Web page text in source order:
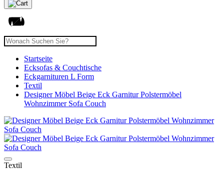
Startseite
Ecksofas & Couchtische
Eckgarnituren L Form
Textil
Designer Möbel Beige Eck Garnitur Polstermöbel
Wohnzimmer Sofa Couch
Textil